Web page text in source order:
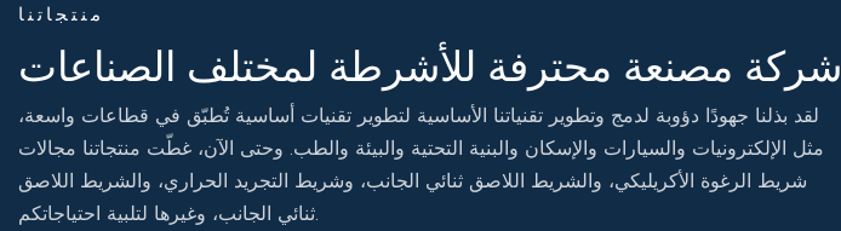
منتجاتنا
شركة مصنعة محترفة للأشرطة لمختلف الصناعات
لقد بذلنا جهودًا دؤوبة لدمج وتطوير تقنياتنا الأساسية لتطوير تقنيات أساسية تُطبّق في قطاعات واسعة،
مثل الإلكترونيات والسيارات والإسكان والبنية التحتية والبيئة والطب. وحتى الآن، غطّت منتجاتنا مجالات
شريط الرغوة الأكريليكي، والشريط اللاصق ثنائي الجانب، وشريط التجريد الحراري، والشريط اللاصق
ثنائي الجانب، وغيرها لتلبية احتياجاتكم.